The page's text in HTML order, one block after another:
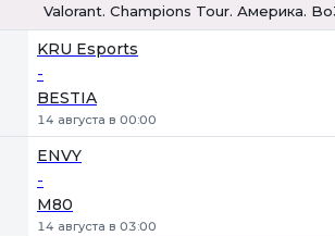
Valorant. Champions Tour. Америка.
KRU Esports
-
BESTIA
14 августа в 00:00
ENVY
-
M80
14 августа в 03:00